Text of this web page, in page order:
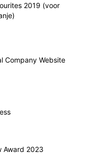
2019 (voor
Company Website
Award 2023